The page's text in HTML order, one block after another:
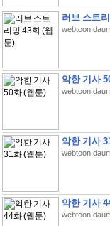
러브 스트
악한 기사
악한 기사
악한 기사